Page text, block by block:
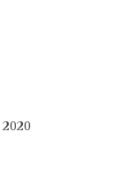
2020